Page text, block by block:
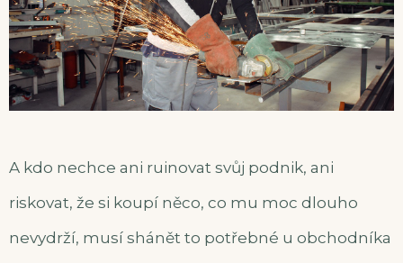
A kdo nechce ani ruinovat svůj podnik, ani
riskovat, že si koupí něco, co mu moc dlouho
nevydrží, musí shánět to potřebné u obchodníka